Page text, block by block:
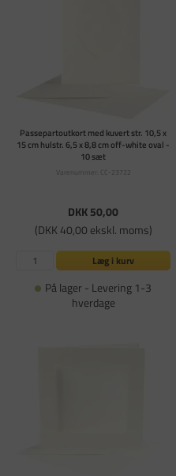
Passepartoutkort med kuvert str. 10,5 x
15 cm hulstr. 6,5 x 8,8 cm off-white oval -
10 sæt
Varenummer: CC-23722
DKK 50,00
(DKK 40,00 ekskl. moms)
Læg i kurv
På lager - Levering 1-3
hverdage